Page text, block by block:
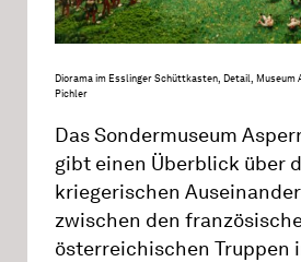
Diorama im Esslinger Schüttkasten, Detail, Museum
Pichler
Das Sondermuseum
gibt einen Überblick über
kriegerischen
zwischen den
österreichischen Truppen